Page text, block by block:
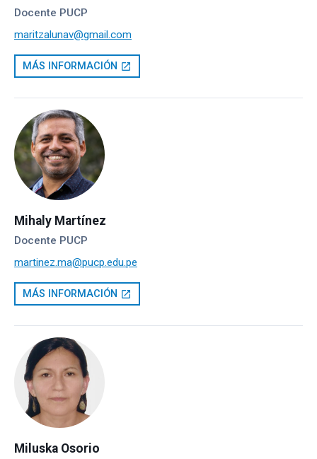
Docente PUCP
maritzalunav@gmail.com
MÁS INFORMACIÓN open_in_new
Mihaly Martínez
Docente PUCP
martinez.ma@pucp.edu.pe
MÁS INFORMACIÓN open_in_new
Miluska Osorio